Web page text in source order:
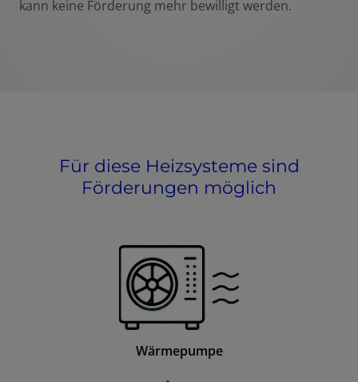
kann keine Förderung mehr bewilligt werden.
Für diese Heizsysteme sind
Förderungen möglich
Wärmepumpe